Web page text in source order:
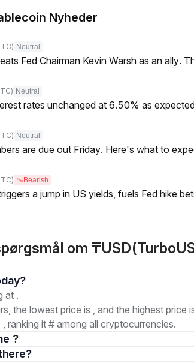
Nyheder
Neutral
Fed Chairman Kevin Warsh as an ally.
Neutral
rates unchanged at 6.50% as
Neutral
are due out Friday. Here's what to
Bearish
a jump in US yields, fuels Fed hike
om
much is today?
at .
the lowest price is , and the highest price
ranking it # among all cryptocurrencies.
?
are there?